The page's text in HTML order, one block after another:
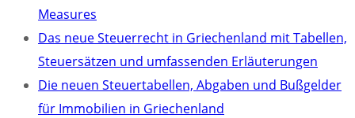
Measures
Das neue Steuerrecht in Griechenland mit Tabellen,
Steuersätzen und umfassenden Erläuterungen
Die neuen Steuertabellen, Abgaben und Bußgelder
für Immobilien in Griechenland